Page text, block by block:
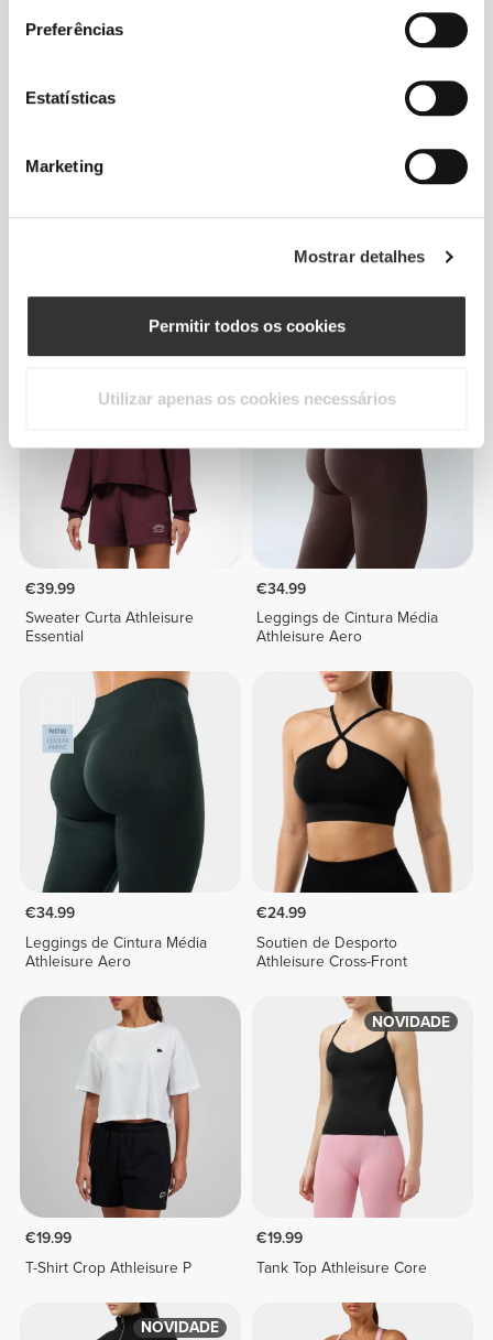
Preferências
Estatísticas
Marketing
Mostrar detalhes
Permitir todos os cookies
Utilizar apenas os cookies necessários
Soutien de Desporto
€19.99
Tank Top Crossover
€39.99
Sweater Curta Athleisure
Essential
€34.99
Leggings de Cintura Média
Athleisure Aero
€34.99
Leggings de Cintura Média
Athleisure Aero
€24.99
Soutien de Desporto
Athleisure Cross-Front
€19.99
T-Shirt Crop Athleisure P
NOVIDADE
€19.99
Tank Top Athleisure Core
NOVIDADE